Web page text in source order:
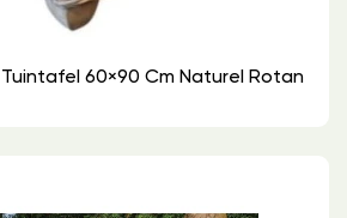
60×90 Cm Naturel Rotan